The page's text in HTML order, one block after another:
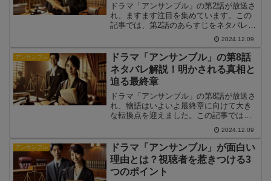
ドラマ「アンサンブル」の第2話が放送さ
れ、ますます注目を集めています。この
記事では、第2話のあらすじをネタバレ解
説し、その見どころや注目ポイントを詳
2024.12.09
アンサンブル
ドラマ「アンサンブル」の第8話
ネタバレ解説！明かされる真相と
迫る最終章
ドラマ「アンサンブル」の第8話が放送さ
れ、物語はいよいよ最終章に向けて大き
な転換点を迎えました。この記事では、
第8話のあらすじをネタバレ解説し、その
見どころや次回の展開について詳しくお
伝えします。
2024.12.09
アンサンブル
ドラマ「アンサンブル」が面白い
理由とは？視聴者を惹きつける3
つのポイント